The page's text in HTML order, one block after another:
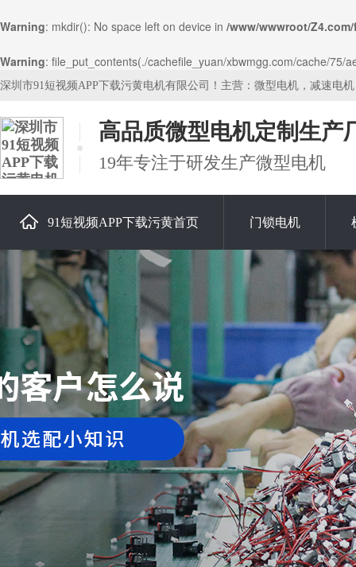
Warning: mkdir(): No space left on device in /www/wwwroot/
Warning: file_put_contents(./cachefile_yuan/xbwmgg.com/cache/
深圳市91短视频APP下载污黄电机有限公司！主营：微型电机，减速电
高品质微型电机定制生产
19年专注于研发生产微型电机
91短视频APP下载污黄首页 门锁电机
关于91短视频APP下载污黄